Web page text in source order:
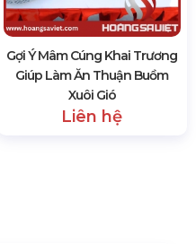
Gợi Ý Mâm Cúng Khai Trương
Giúp Làm Ăn Thuận Buồm
Xuôi Gió
Liên hệ